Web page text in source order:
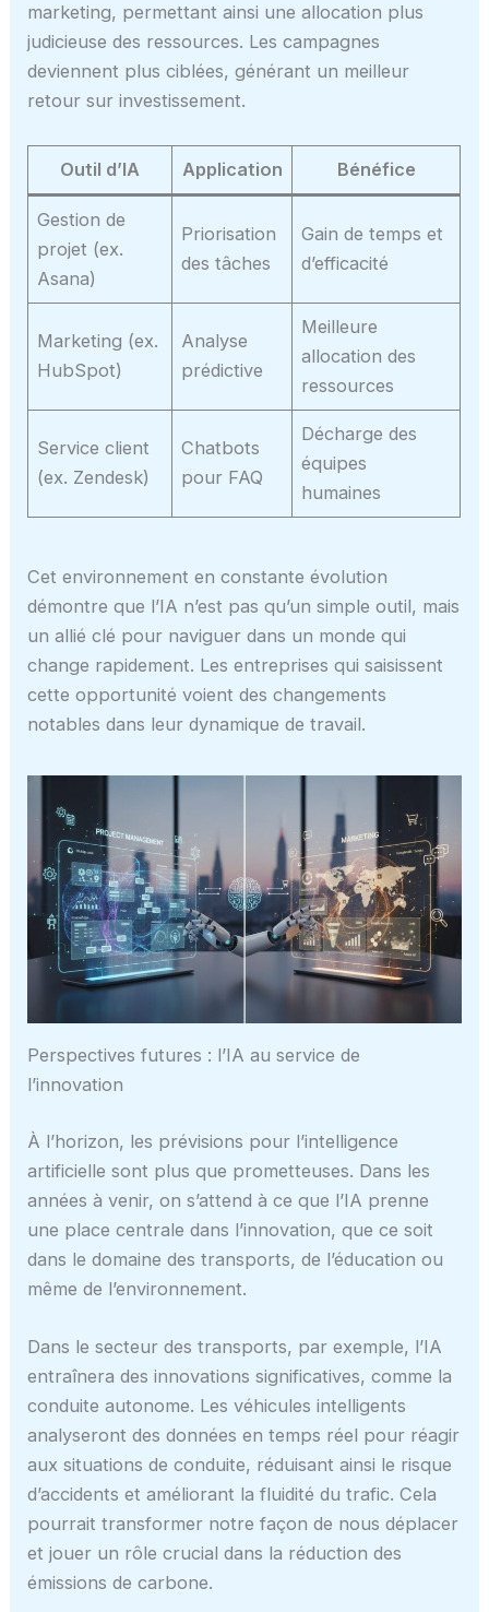
marketing, permettant ainsi une allocation plus
judicieuse des ressources. Les campagnes
deviennent plus ciblées, générant un meilleur
retour sur investissement.
Outil d’IA Application Bénéfice
Gestion de
projet (ex.
Asana)
Priorisation
des tâches
Gain de temps et
d’efficacité
Marketing (ex.
HubSpot)
Analyse
prédictive
Meilleure
allocation des
ressources
Service client
(ex. Zendesk)
Chatbots
pour FAQ
Décharge des
équipes
humaines
Cet environnement en constante évolution
démontre que l’IA n’est pas qu’un simple outil, mais
un allié clé pour naviguer dans un monde qui
change rapidement. Les entreprises qui saisissent
cette opportunité voient des changements
notables dans leur dynamique de travail.
Perspectives futures : l’IA au service de
l’innovation
À l’horizon, les prévisions pour l’intelligence
artificielle sont plus que prometteuses. Dans les
années à venir, on s’attend à ce que l’IA prenne
une place centrale dans l’innovation, que ce soit
dans le domaine des transports, de l’éducation ou
même de l’environnement.
Dans le secteur des transports, par exemple, l’IA
entraînera des innovations significatives, comme la
conduite autonome. Les véhicules intelligents
analyseront des données en temps réel pour réagir
aux situations de conduite, réduisant ainsi le risque
d’accidents et améliorant la fluidité du trafic. Cela
pourrait transformer notre façon de nous déplacer
et jouer un rôle crucial dans la réduction des
émissions de carbone.